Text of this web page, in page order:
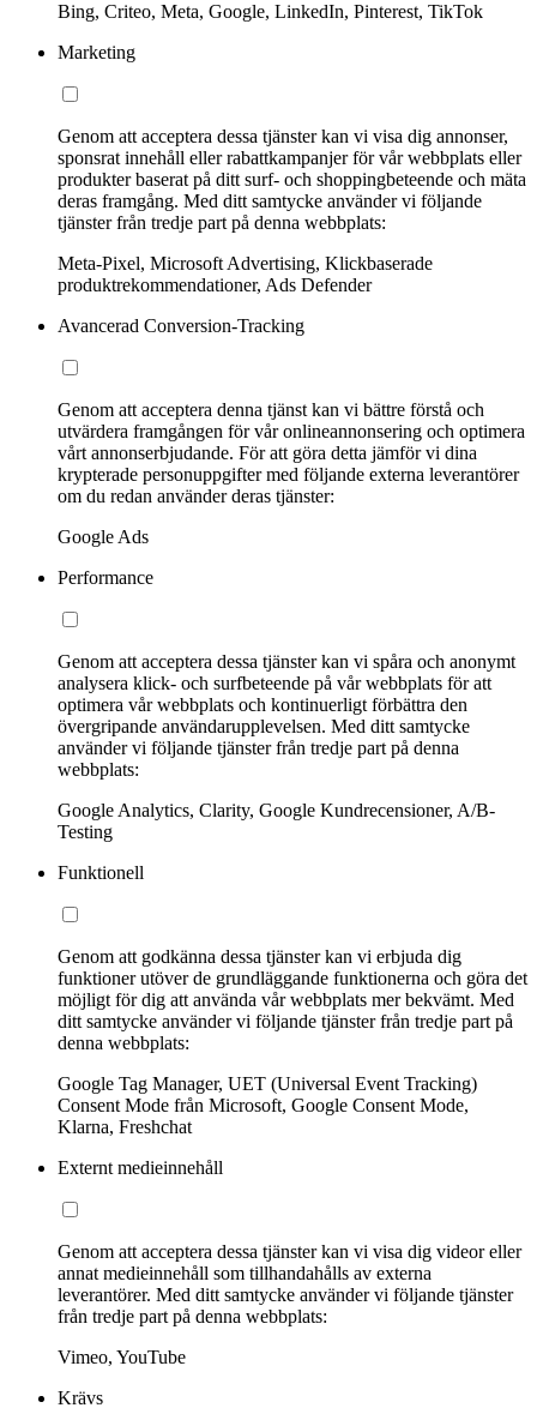
Bing, Criteo, Meta, Google, LinkedIn, Pinterest, TikTok
Marketing
Genom att acceptera dessa tjänster kan vi visa dig annonser,
sponsrat innehåll eller rabattkampanjer för vår webbplats eller
produkter baserat på ditt surf- och shoppingbeteende och mäta
deras framgång. Med ditt samtycke använder vi följande
tjänster från tredje part på denna webbplats:
Meta-Pixel, Microsoft Advertising, Klickbaserade
produktrekommendationer, Ads Defender
Avancerad Conversion-Tracking
Genom att acceptera denna tjänst kan vi bättre förstå och
utvärdera framgången för vår onlineannonsering och optimera
vårt annonserbjudande. För att göra detta jämför vi dina
krypterade personuppgifter med följande externa leverantörer
om du redan använder deras tjänster:
Google Ads
Performance
Genom att acceptera dessa tjänster kan vi spåra och anonymt
analysera klick- och surfbeteende på vår webbplats för att
optimera vår webbplats och kontinuerligt förbättra den
övergripande användarupplevelsen. Med ditt samtycke
använder vi följande tjänster från tredje part på denna
webbplats:
Google Analytics, Clarity, Google Kundrecensioner, A/B-
Testing
Funktionell
Genom att godkänna dessa tjänster kan vi erbjuda dig
funktioner utöver de grundläggande funktionerna och göra det
möjligt för dig att använda vår webbplats mer bekvämt. Med
ditt samtycke använder vi följande tjänster från tredje part på
denna webbplats:
Google Tag Manager, UET (Universal Event Tracking)
Consent Mode från Microsoft, Google Consent Mode,
Klarna, Freshchat
Externt medieinnehåll
Genom att acceptera dessa tjänster kan vi visa dig videor eller
annat medieinnehåll som tillhandahålls av externa
leverantörer. Med ditt samtycke använder vi följande tjänster
från tredje part på denna webbplats:
Vimeo, YouTube
Krävs